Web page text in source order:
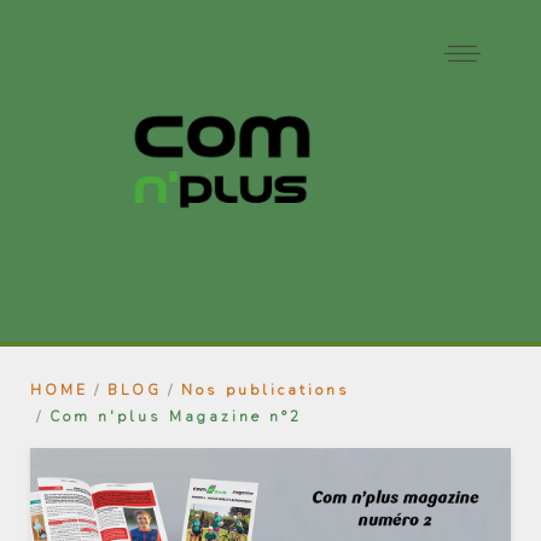
HOME BLOG
Nos publications
Com n'plus Magazine n°2